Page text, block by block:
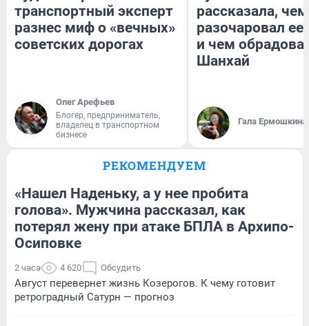
транспортный эксперт
разнес миф о «вечных»
советских дорогах
Олег Арефьев
Блогер, предприниматель,
владелец в транспортном
бизнесе
рассказала, чем
разочаровал
и чем
Шанхай
Гала Ермошкина
РЕКОМЕНДУЕМ
«Нашел Наденьку, а у нее пробита
голова». Мужчина рассказал, как
потерял жену при атаке БПЛА в Архипо-
Осиповке
2 часа 4 620 Обсудить
Август перевернет жизнь Козерогов. К чему готовит
ретроградный Сатурн — прогноз